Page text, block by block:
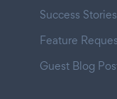
Success Stories
Feature
Guest Blog